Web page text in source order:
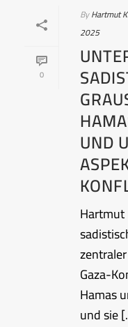
0
ByHartmut
2025
UND
Gaza-
Hamas
und sie